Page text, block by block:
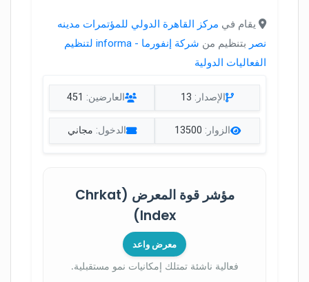
يقام في مركز القاهرة الدولي للمؤتمرات مدينه
نصر بتنظيم من
شركة إنفورما - informa لتنظيم
الفعاليات الدولية
الإصدار: 13 العارضين: 451
الزوار: 13500 الدخول: مجاني
مؤشر قوة المعرض (Chrkat
Index)
معرض واعد
فعالية ناشئة تمتلك إمكانيات نمو مستقبلية.